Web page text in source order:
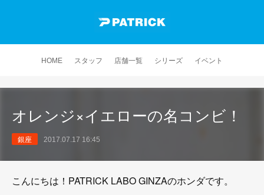
HOME スタッフ 店舗一覧 シリーズ イベント
オレンジ×イエローの名コンビ！
銀座 2017.07.17 16:45
こんにちは！PATRICK LABO GINZAのホンダです。